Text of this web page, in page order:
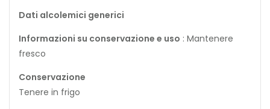
Dati alcolemici generici
Informazioni su conservazione e uso : Mantenere
fresco
Conservazione
Tenere in frigo